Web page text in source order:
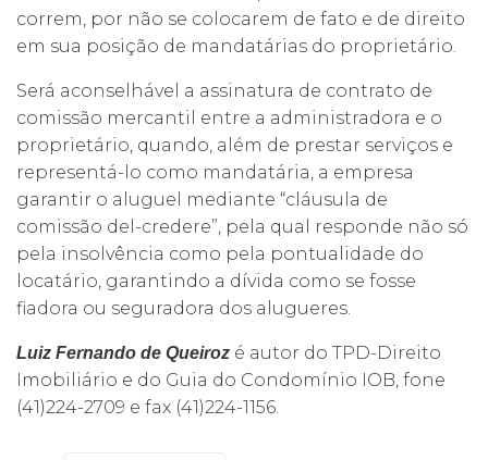
correm, por não se colocarem de fato e de direito
em sua posição de mandatárias do proprietário.
Será aconselhável a assinatura de contrato de
comissão mercantil entre a administradora e o
proprietário, quando, além de prestar serviços e
representá-lo como mandatária, a empresa
garantir o aluguel mediante “cláusula de
comissão del-credere”, pela qual responde não só
pela insolvência como pela pontualidade do
locatário, garantindo a dívida como se fosse
fiadora ou seguradora dos alugueres.
Luiz Fernando de Queiroz é autor do TPD-Direito
Imobiliário e do Guia do Condomínio IOB, fone
(41)224-2709 e fax (41)224-1156.